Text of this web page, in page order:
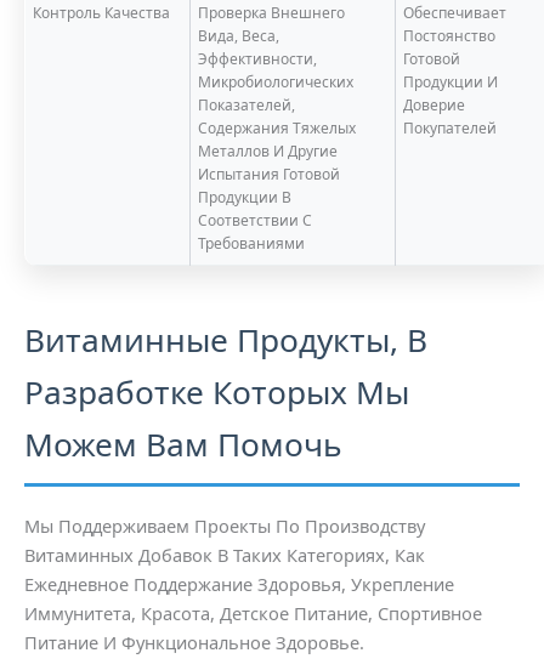
Контроль Качества
Проверка Внешнего
Вида, Веса,
Эффективности,
Микробиологических
Показателей,
Содержания Тяжелых
Металлов И Другие
Испытания Готовой
Продукции В
Соответствии С
Требованиями
Обеспечивает
Постоянство
Готовой
Продукции И
Доверие
Покупателей
Витаминные Продукты, В
Разработке Которых Мы
Можем Вам Помочь
Мы Поддерживаем Проекты По Производству
Витаминных Добавок В Таких Категориях, Как
Ежедневное Поддержание Здоровья, Укрепление
Иммунитета, Красота, Детское Питание, Спортивное
Питание И Функциональное Здоровье.